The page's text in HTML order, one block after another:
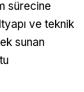
sürecine
ve teknik
sunan